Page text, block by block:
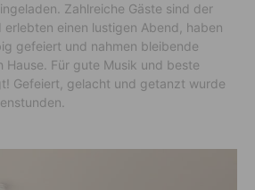
Zahlreiche Gäste sind der
einen lustigen Abend, haben
gefeiert und nahmen bleibende
Hause. Für gute Musik und beste
Gefeiert, gelacht und getanzt wurde